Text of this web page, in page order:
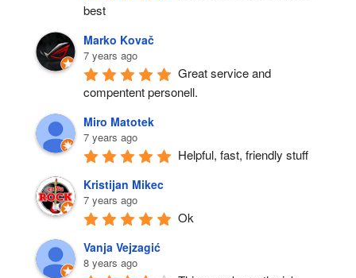
best
Marko Kovač
7 years ago
Great service and
compentent personell.
Miro Matotek
7 years ago
Helpful, fast, friendly stuff
Kristijan Mikec
7 years ago
Ok
Vanja Vejzagić
8 years ago